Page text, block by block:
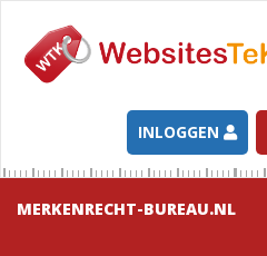
INLOGGEN
MERKENRECHT-BUREAU.NL